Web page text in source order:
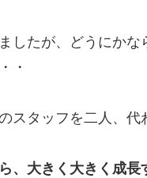
したが、どうにか
・
スタッフを二人、代
、大きく大きく成